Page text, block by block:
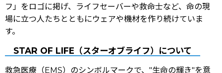
フ」をロゴに掲げ、ライフセーバーや救命士など、命の現
場に立つ人たちとともにウェアや機材を作り続けていま
す。
STAR OF LIFE（スターオブライフ）について
救急医療（EMS）のシンボルマークで、"生命の輝き"を意